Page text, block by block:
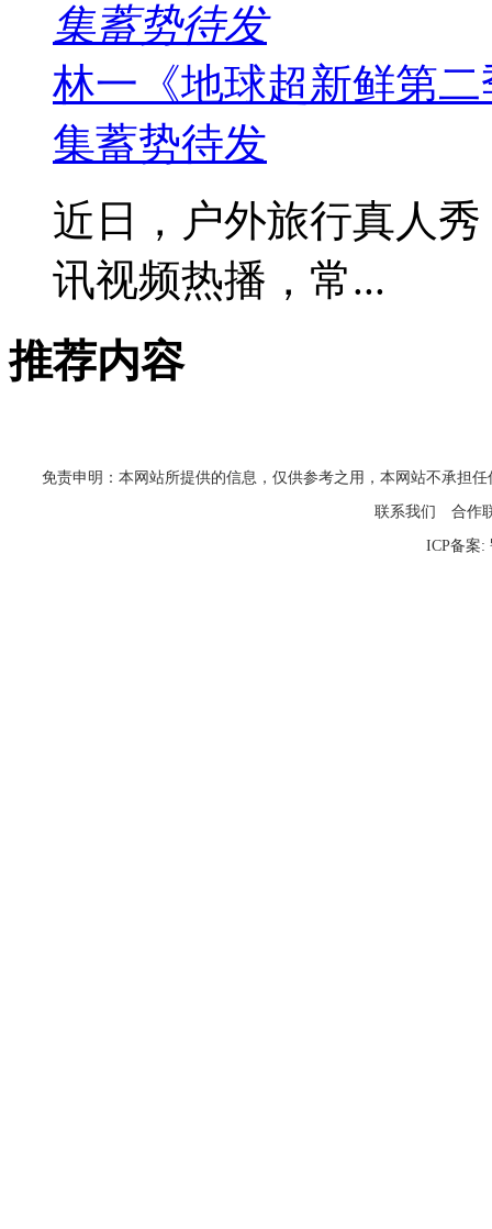
集蓄势待发
林一《地球超新鲜第
集蓄势待发
近日，户外旅行真人
讯视频热播，常...
推荐内容
免责申明：本网站所提供的信息，仅供参考之用，本网站不承担
联系我们 合作
ICP备案: